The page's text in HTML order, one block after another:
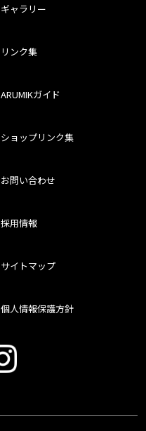
ギャラリー
リンク集
ARUMIKガイド
ショップリンク集
お問い合わせ
採用情報
サイトマップ
個人情報保護方針